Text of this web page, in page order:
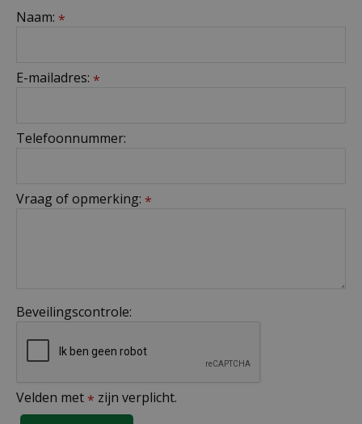
Naam: *
E-mailadres: *
Telefoonnummer:
Vraag of opmerking: *
Beveilingscontrole:
Velden met * zijn verplicht.